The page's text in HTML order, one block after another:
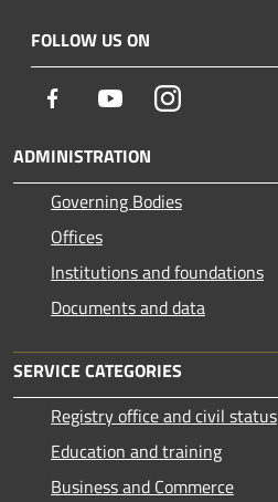
FOLLOW US ON
Facebook YoutubeInstagram
ADMINISTRATION
Governing Bodies
Offices
Institutions and foundations
Documents and data
SERVICE CATEGORIES
Registry office and civil status
Education and training
Business and Commerce